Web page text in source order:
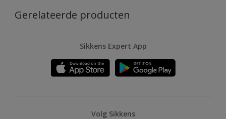
Gerelateerde producten
Sikkens Expert App
Volg Sikkens